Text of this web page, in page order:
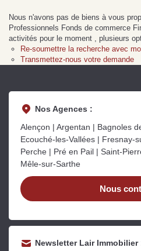
vente
Lire la suite
Estimez votre bien en
Rapide et gratuit,
en quelques clics.
Estimer mon bien
Nous n'avons pas de biens à vous
Professionnels Fonds de commerce
activités pour le moment , plusieurs
Re-soumettre la recherche avec
Transmettez-nous votre demande
Nos Agences :
Alençon | Argentan | Bagnoles
Ecouché-les-Vallées | Fresnay-
Perche | Pré en Pail | Saint-
Mêle-sur-Sarthe
Nous
Newsletter Lair Immobilier